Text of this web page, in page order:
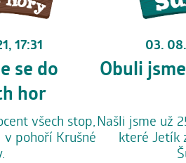
17:31
se do
hor
všech stop,
pohoří Krušné
03.
Obuli
Našli jsme už
které Jetík